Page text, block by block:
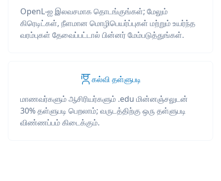
OpenL-ஐ இலவசமாக தொடங்குங்கள்; மேலும்
கிரெடிட்கள், நீளமான மொழிபெயர்ப்புகள் மற்றும் உயர்ந்த
வரம்புகள் தேவைப்பட்டால் பின்னர் மேம்படுத்துங்கள்.
கல்வி தள்ளுபடி
மாணவர்களும் ஆசிரியர்களும் .edu மின்னஞ்சலுடன்
30% தள்ளுபடி பெறலாம்; வருடத்திற்கு ஒரு தள்ளுபடி
விண்ணப்பம் கிடைக்கும்.